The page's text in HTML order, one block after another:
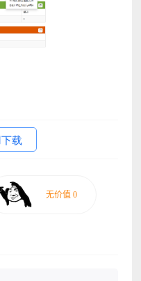
载